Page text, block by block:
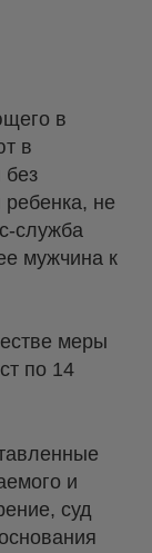
в
в
без
не
служба
мужчина к
меры
по 14
и
суд